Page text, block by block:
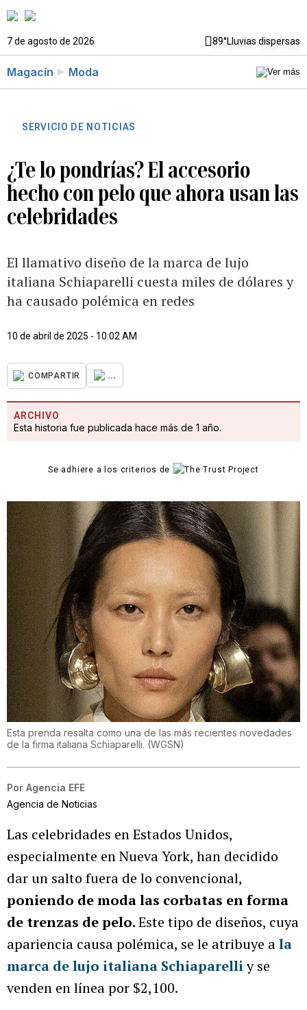
7 de agosto de 2026 89°Lluvias dispersas
Magacín Moda
SERVICIO DE NOTICIAS
¿Te lo pondrías? El accesorio
hecho con pelo que ahora usan las
celebridades
El llamativo diseño de la marca de lujo
italiana Schiaparelli cuesta miles de dólares y
ha causado polémica en redes
10 de abril de 2025 - 10:02 AM
COMPARTIR ...
ARCHIVO
Esta historia fue publicada hace más de 1 año.
Se adhiere a los criterios de
Esta prenda resalta como una de las más recientes novedades
de la firma italiana Schiaparelli. (WGSN)
Por Agencia EFE
Agencia de Noticias
Las celebridades en Estados Unidos,
especialmente en Nueva York, han decidido
dar un salto fuera de lo convencional,
poniendo de moda las corbatas en forma
de trenzas de pelo.Este tipo de diseños, cuya
apariencia causa polémica, se le atribuye ala
marca de lujo italiana Schiaparelliy se
venden en línea por $2,100.